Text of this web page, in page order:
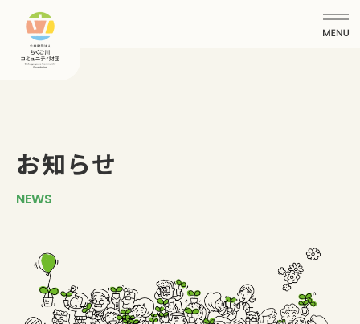
お知らせ
NEWS